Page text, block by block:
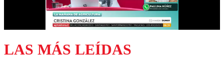
LAS MÁS LEÍDAS